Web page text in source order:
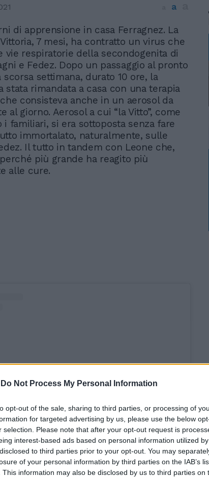
Do Not Process My Personal Information
opt-out of the sale, sharing to third parties, or processing of
for targeted advertising by us, please use the below
selection. Please note that after your opt-out request is
interest-based ads based on personal information utilized
to third parties prior to your opt-out. You may
of your personal information by third parties on the IAB’s
This information may also be disclosed by us to third parties on
a
di apprensione in casa Ferragnez. La
7 mesi, ha contratto un virus che
vie respiratorie della secondogenita di
e Fedez. Dopo un passaggio al pronto
scorsa settimana, durato 10 ore, la
stata rimandata a casa con una terapia
consisteva anche in un aerosol da
al giorno. Aerosol a cui “la Vitto”, come
i familiari, si era sottoposta senza fare
immortalato, naturalmente, sulle
Il tutto in tandem con Leone che,
più grande ha reagito più
alle cure.
post su Instagram